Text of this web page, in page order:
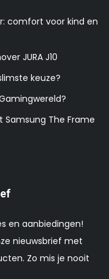
comfort voor kind en
JURA J10
keuze?
Samsung The Frame
en aanbiedingen!
nieuwsbrief met
Zo mis je nooit